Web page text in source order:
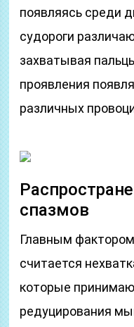
появляясь среди
судороги
захватывая
проявления
различных
спазмов
Главным
считается
которые
редуцирования